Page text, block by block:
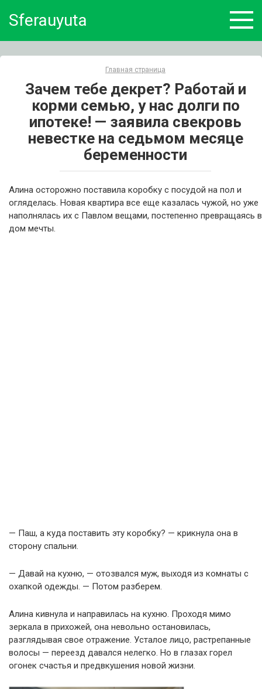
Sferauyuta
Главная страница
Зачем тебе декрет? Работай и
корми семью, у нас долги по
ипотеке! — заявила свекровь
невестке на седьмом месяце
беременности
Алина осторожно поставила коробку с посудой на пол и
огляделась. Новая квартира все еще казалась чужой, но уже
наполнялась их с Павлом вещами, постепенно превращаясь в
дом мечты.
— Паш, а куда поставить эту коробку? — крикнула она в
сторону спальни.
— Давай на кухню, — отозвался муж, выходя из комнаты с
охапкой одежды. — Потом разберем.
Алина кивнула и направилась на кухню. Проходя мимо
зеркала в прихожей, она невольно остановилась,
разглядывая свое отражение. Усталое лицо, растрепанные
волосы — переезд давался нелегко. Но в глазах горел
огонек счастья и предвкушения новой жизни.